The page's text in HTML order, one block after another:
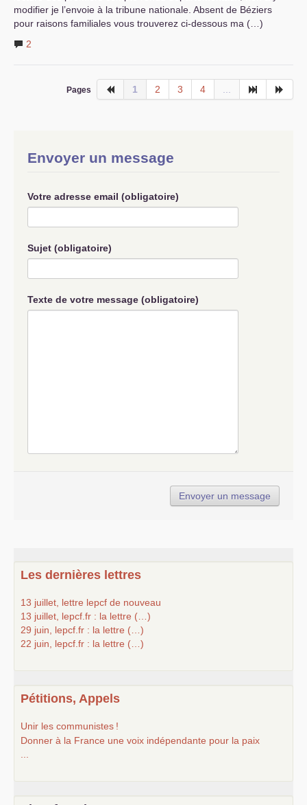
modifier je l’envoie à la tribune nationale. Absent de Béziers
pour raisons familiales vous trouverez ci-dessous ma (…)
2
Pages 1 2 3 4
Envoyer un message
Votre adresse email (obligatoire)
Sujet (obligatoire)
Texte de votre message (obligatoire)
Les dernières lettres
13 juillet, lettre lepcf de nouveau
13 juillet, lepcf.fr : la lettre (…)
29 juin, lepcf.fr : la lettre (…)
22 juin, lepcf.fr : la lettre (…)
Pétitions, Appels
Unir les communistes !
Donner à la France une voix indépendante pour la paix